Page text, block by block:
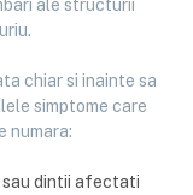
ale structurii
chiar si inainte sa
simptome care
numara:
sau dintii afectati